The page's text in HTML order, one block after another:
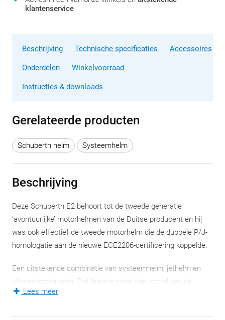
klantenservice
Beschrijving Technische specificaties Accessoires
Onderdelen Winkelvoorraad
Instructies & downloads
Gerelateerde producten
Schuberth helm Systeemhelm
Beschrijving
Deze Schuberth E2 behoort tot de tweede generatie
‘avontuurlijke’ motorhelmen van de Duitse producent en hij
was ook effectief de tweede motorhelm die de dubbele P/J-
homologatie aan de nieuwe ECE2206-certificering koppelde.
Een uitstekende combinatie van systeemhelm, jethelm en
offroad-motorhelm. Dat laatste moet dan vooral van de
(verstelbare) zonneklep komen. De ene zal het niks vinden, de
Lees meer